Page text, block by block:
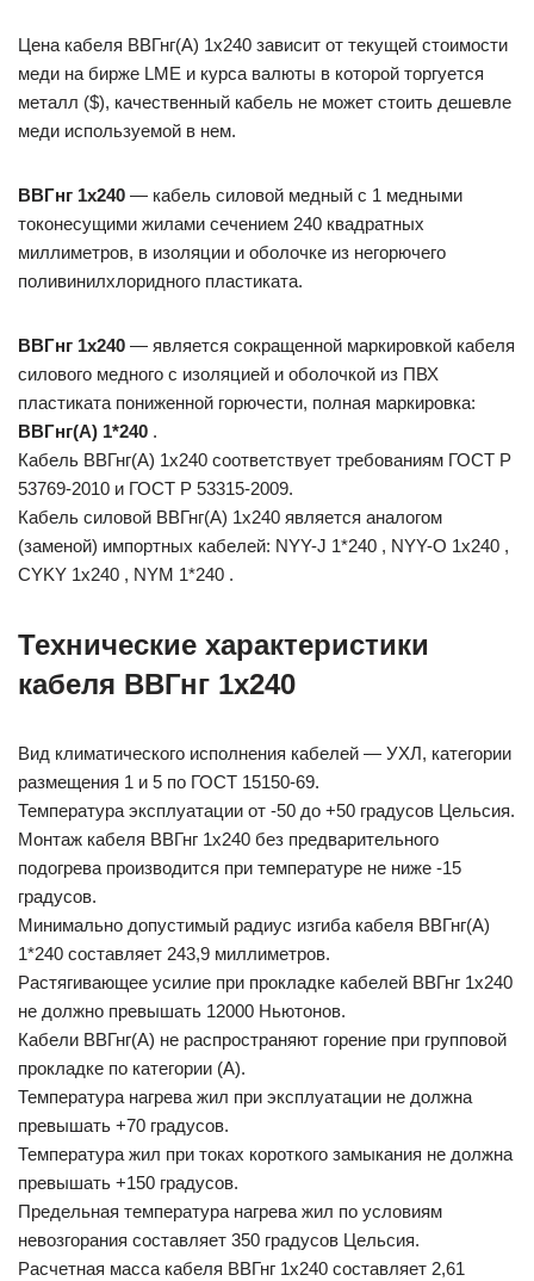
Цена кабеля ВВГнг(А) 1х240 зависит от текущей стоимости
меди на бирже LME и курса валюты в которой торгуется
металл ($), качественный кабель не может стоить дешевле
меди используемой в нем.
ВВГнг 1х240 — кабель силовой медный с 1 медными
токонесущими жилами сечением 240 квадратных
миллиметров, в изоляции и оболочке из негорючего
поливинилхлоридного пластиката.
ВВГнг 1х240 — является сокращенной маркировкой кабеля
силового медного с изоляцией и оболочкой из ПВХ
пластиката пониженной горючести, полная маркировка:
ВВГнг(А) 1*240 .
Кабель ВВГнг(А) 1х240 соответствует требованиям ГОСТ Р
53769-2010 и ГОСТ Р 53315-2009.
Кабель силовой ВВГнг(А) 1х240 является аналогом
(заменой) импортных кабелей: NYY-J 1*240 , NYY-O 1х240 ,
CYKY 1х240 , NYM 1*240 .
Технические характеристики
кабеля ВВГнг 1х240
Вид климатического исполнения кабелей — УХЛ, категории
размещения 1 и 5 по ГОСТ 15150-69.
Температура эксплуатации от -50 до +50 градусов Цельсия.
Монтаж кабеля ВВГнг 1х240 без предварительного
подогрева производится при температуре не ниже -15
градусов.
Минимально допустимый радиус изгиба кабеля ВВГнг(А)
1*240 составляет 243,9 миллиметров.
Растягивающее усилие при прокладке кабелей ВВГнг 1х240
не должно превышать 12000 Ньютонов.
Кабели ВВГнг(А) не распространяют горение при групповой
прокладке по категории (А).
Температура нагрева жил при эксплуатации не должна
превышать +70 градусов.
Температура жил при токах короткого замыкания не должна
превышать +150 градусов.
Предельная температура нагрева жил по условиям
невозгорания составляет 350 градусов Цельсия.
Расчетная масса кабеля ВВГнг 1х240 составляет 2,61